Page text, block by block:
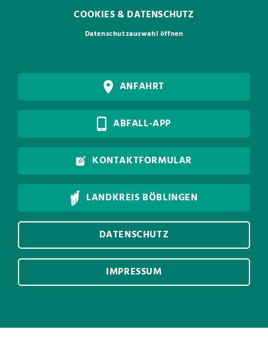
COOKIES & DATENSCHUTZ
Datenschutzauswahl öffnen
ANFAHRT
ABFALL-APP
KONTAKTFORMULAR
LANDKREIS BÖBLINGEN
DATENSCHUTZ
IMPRESSUM